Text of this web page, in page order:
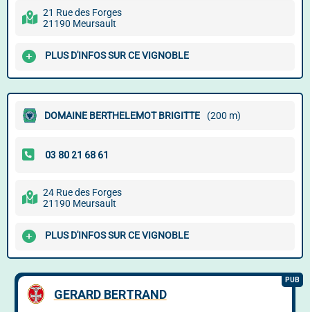
21 Rue des Forges
21190 Meursault
PLUS D'INFOS SUR CE VIGNOBLE
DOMAINE BERTHELEMOT BRIGITTE (200 m)
24 Rue des Forges
21190 Meursault
PLUS D'INFOS SUR CE VIGNOBLE